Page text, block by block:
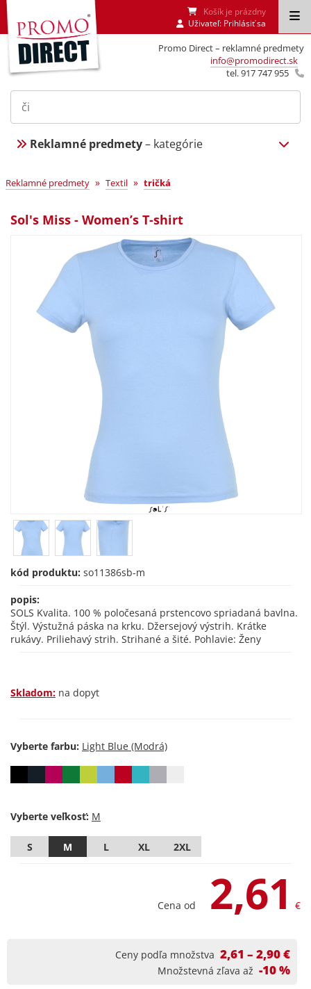
Promo Direct – reklamné predmety
info@promodirect.sk
tel. 917 747 955
Košík je prázdny
Uživateľ: Prihlásiť sa
Reklamné predmety– kategórie
Reklamné predmety » Textil » tričká
Sol's Miss - Women’s T-shirt
kód produktu: so11386sb-m
popis:
SOLS Kvalita. 100 % poločesaná prstencovo spriadaná bavlna.
Štýl. Výstužná páska na krku. Džersejový výstrih. Krátke
rukávy. Priliehavý strih. Strihané a šité. Pohlavie: Ženy
Skladom: na dopyt
Vyberte farbu:
Vyberte veľkosť:
S M L XL 2XL
Cena od 2,61 €
Ceny podľa množstva 2,61 – 2,90 €
Množstevná zľava až -10 %